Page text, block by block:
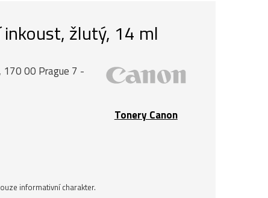
žlutý, 14 ml
Tonery Canon
170 00 Prague 7 -
informativní charakter.